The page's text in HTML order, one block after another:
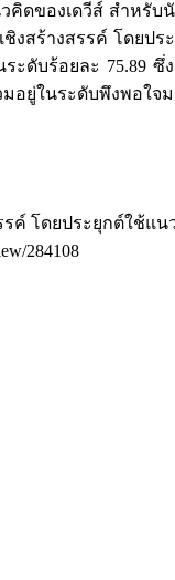
องเดวีส์ สำหรับ
ร้างสรรค์ โดยป
ดับร้อยละ 75.89
อยู่ในระดับพึงพอใจ
ค์ โดยประยุกต์ใช้แ
284108